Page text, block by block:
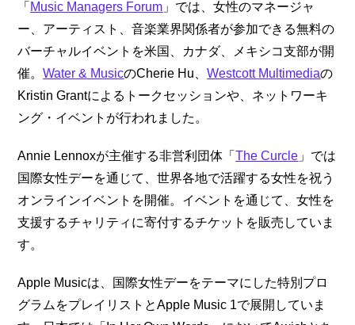
「 Music Managers Forum 」では、女性のマネージャ
ー、アーティスト、音楽業界関係者が参加できる無料の
バーチャルイベントを米国、カナダ、メキシコ支部が開
催。Water & MusicのCherie Hu、Westcott Multimediaの
Kristin Grantによるトークセッションや、ネットワーキ
ング・イベントが行われました。
Annie Lennoxが主催する非営利団体「The Curcle 」では
国際女性デーを通じて、世界各地で活躍する女性を祝う
オンラインイベントを開催。イベントを通じて、女性を
支援するチャリティに寄付するチケットを販売していま
す。
Apple Musicは、国際女性デーをテーマにした特別プロ
グラムをプレイリストとApple Music 1で展開していま